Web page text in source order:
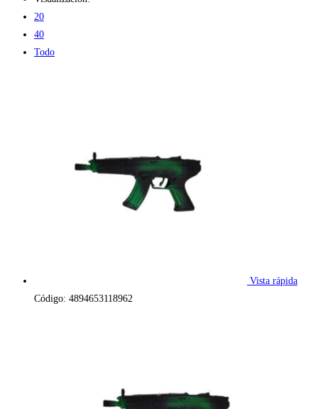
20
40
Todo
Vista rápida
Código: 4894653118962